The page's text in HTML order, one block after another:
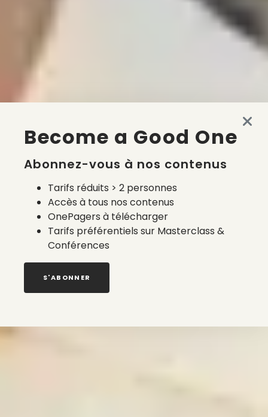
Become a Good One
Abonnez-vous à nos contenus
Tarifs réduits > 2 personnes
Accès à tous nos contenus
OnePagers à télécharger
Tarifs préférentiels sur Masterclass &
Conférences
S'ABONNER